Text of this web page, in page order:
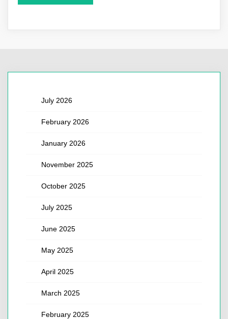
July 2026
February 2026
January 2026
November 2025
October 2025
July 2025
June 2025
May 2025
April 2025
March 2025
February 2025